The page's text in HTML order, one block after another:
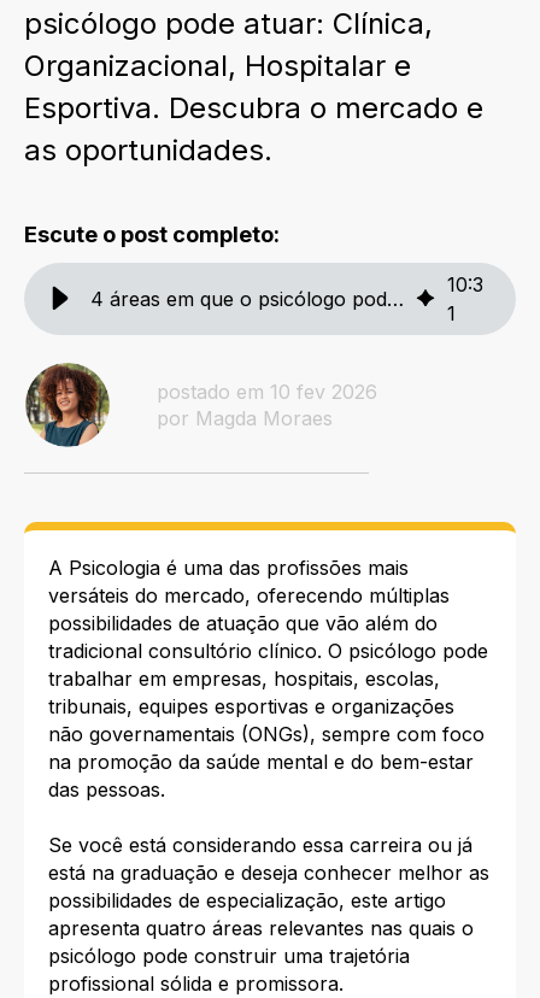
psicólogo pode atuar: Clínica,
Organizacional, Hospitalar e
Esportiva. Descubra o mercado e
as oportunidades.
Escute o post completo:
4 áreas em que o psicólogo pode atuar
10:3
1
postado em 10 fev 2026
por Magda Moraes
A Psicologia é uma das profissões mais
versáteis do mercado, oferecendo múltiplas
possibilidades de atuação que vão além do
tradicional consultório clínico. O psicólogo pode
trabalhar em empresas, hospitais, escolas,
tribunais, equipes esportivas e organizações
não governamentais (ONGs), sempre com foco
na promoção da saúde mental e do bem-estar
das pessoas.​
Se você está considerando essa carreira ou já
está na graduação e deseja conhecer melhor as
possibilidades de especialização, este artigo
apresenta quatro áreas relevantes nas quais o
psicólogo pode construir uma trajetória
profissional sólida e promissora.​